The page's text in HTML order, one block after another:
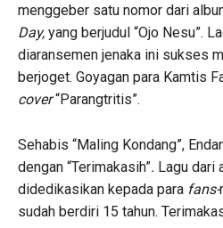
menggeber satu nomor dari
Day, yang berjudul “Ojo Nesu”.
diaransemen jenaka ini sukses
berjoget. Goyagan para Kamtis
cover“Parangtritis”.
Sehabis “Maling Kondang”,
dengan “Terimakasih”. Lagu dari
didedikasikan kepada para fans-
sudah berdiri 15 tahun.